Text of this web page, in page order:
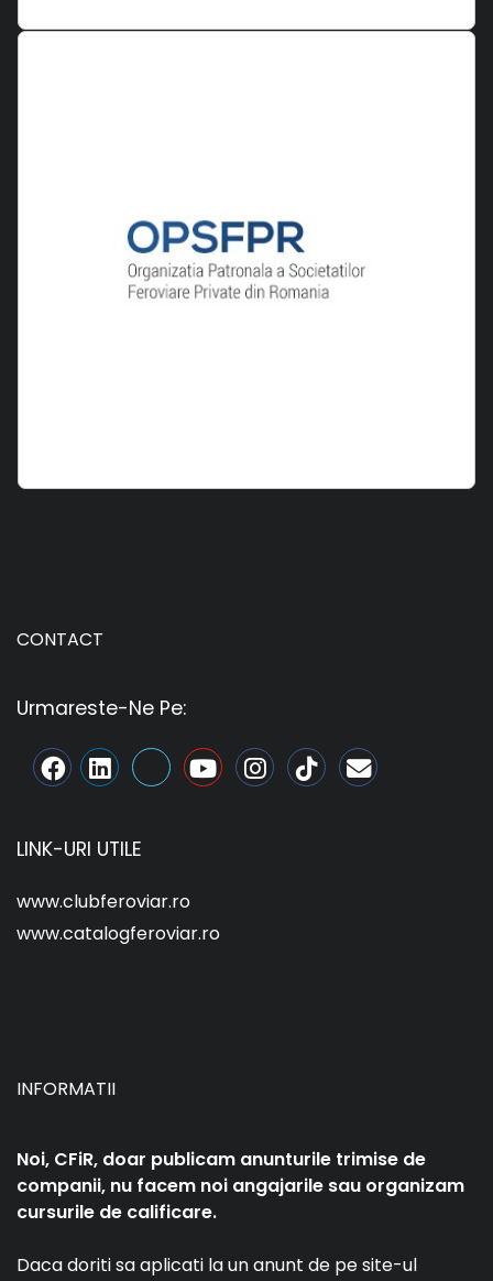
CONTACT
Urmareste-Ne Pe:
LINK-URI UTILE
www.clubferoviar.ro
www.catalogferoviar.ro
INFORMATII
Noi, CFiR, doar publicam anunturile trimise de
companii, nu facem noi angajarile sau organizam
cursurile de calificare.
Daca doriti sa aplicati la un anunt de pe site-ul